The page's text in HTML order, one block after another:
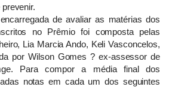
de avaliar as matérias dos
no Prêmio foi composta pelas
Lia Marcia Ando, Keli Vasconcelos,
por Wilson Gomes ? ex-assessor de
Para compor a média final dos
notas em cada um dos seguintes